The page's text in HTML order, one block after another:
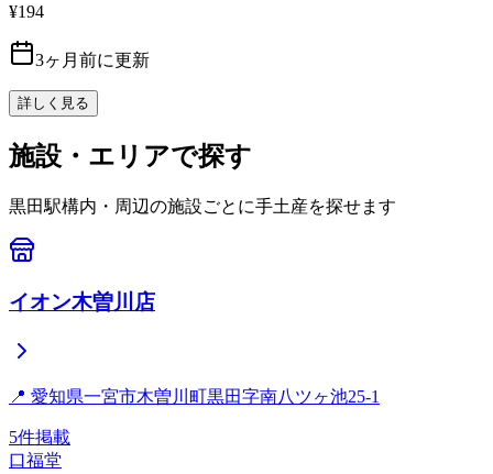
¥194
3ヶ月前に更新
詳しく見る
施設・エリアで探す
黒田駅構内・周辺の施設ごとに手土産を探せます
イオン木曽川店
📍 愛知県一宮市木曽川町黒田字南八ツヶ池25-1
5件掲載
口福堂